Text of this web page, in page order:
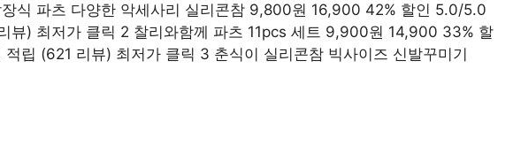
식 파츠 다양한 악세사리 실리콘참 9,800원 16,900 42% 할인 5.0/5.0
뷰) 최저가 클릭 2 찰리와함께 파츠 11pcs 세트 9,900원 14,900 33% 할
립 (621 리뷰) 최저가 클릭 3 춘식이 실리콘참 빅사이즈 신발꾸미기